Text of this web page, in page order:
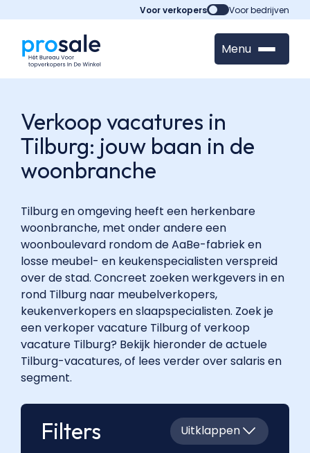
Voor verkopers Voor bedrijven
Menu
Verkoop vacatures in
Tilburg: jouw baan in de
woonbranche
Tilburg en omgeving heeft een herkenbare
woonbranche, met onder andere een
woonboulevard rondom de AaBe-fabriek en
losse meubel- en keukenspecialisten verspreid
over de stad. Concreet zoeken werkgevers in en
rond Tilburg naar meubelverkopers,
keukenverkopers en slaapspecialisten. Zoek je
een verkoper vacature Tilburg of verkoop
vacature Tilburg? Bekijk hieronder de actuele
Tilburg-vacatures, of lees verder over salaris en
segment.
Filters Uitklappen